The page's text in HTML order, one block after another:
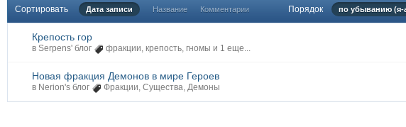
Сортировать Дата записи Название Комментарии Порядок по убыванию (я-
Крепость гор
вSerpens' блог фракции,крепость,гномы и 1 еще...
Новая фракция Демонов в мире Героев
в Nerion's блог Фракции,Существа,Демоны